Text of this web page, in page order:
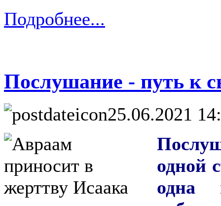
Подробнее...
Послушание - путь к
25.06.2021
одной
одна